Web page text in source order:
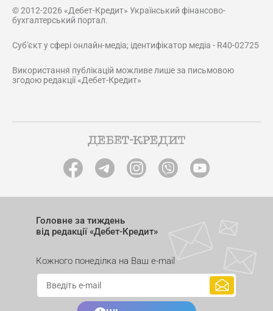
© 2012-2026 «Дебет-Кредит» Український фінансово-
бухгалтерський портал.
Суб'єкт у сфері онлайн-медіа; ідентифікатор медіа - R40-02725
Використання публікацій можливе лише за письмовою
згодою редакції «Дебет-Кредит»
Головне за тиждень
від редакції «Дебет-Кредит»
Кожного понеділка на Ваш e-mail